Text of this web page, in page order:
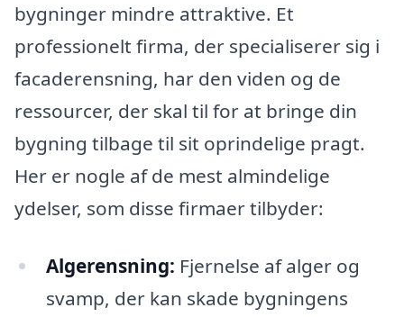
bygninger mindre attraktive. Et
professionelt firma, der specialiserer sig i
facaderensning, har den viden og de
ressourcer, der skal til for at bringe din
bygning tilbage til sit oprindelige pragt.
Her er nogle af de mest almindelige
ydelser, som disse firmaer tilbyder:
Algerensning: Fjernelse af alger og
svamp, der kan skade bygningens